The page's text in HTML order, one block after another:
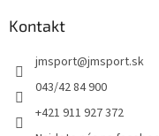
Kontakt
jmsport@jmsport.sk
043/42 84 900
+421 911 927 372